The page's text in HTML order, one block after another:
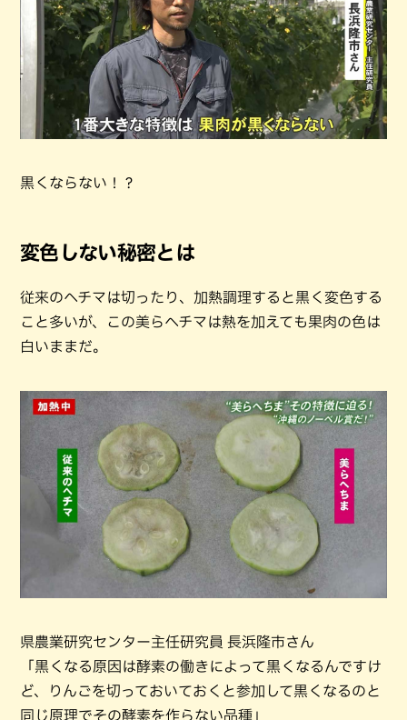
黒くならない！？
変色しない秘密とは
従来のヘチマは切ったり、加熱調理すると黒く変色する
こと多いが、この美らヘチマは熱を加えても果肉の色は
白いままだ。
県農業研究センター主任研究員 長浜隆市さん
「黒くなる原因は酵素の働きによって黒くなるんですけ
ど、りんごを切っておいておくと参加して黒くなるのと
同じ原理でその酵素を作らない品種」